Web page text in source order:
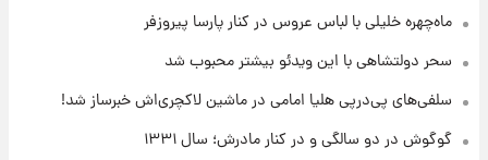
شنبه ۱۷ مرداد ۱۴۰۵
ماه‌چهره خلیلی با لباس عروس در کنار پارسا پیروزفر
سحر دولتشاهی با این ویدئو بیشتر محبوب شد
سلفی‌های پی‌درپی هلیا امامی در ماشین لاکچری‌اش خبرساز شد!
گوگوش در دو سالگی و در کنار مادرش؛ سال ۱۳۳۱